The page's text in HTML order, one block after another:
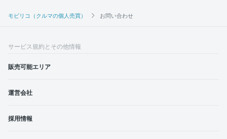
モビリコ（クルマの個人売買） お問い合わせ
サービス規約とその他情報
販売可能エリア
運営会社
採用情報